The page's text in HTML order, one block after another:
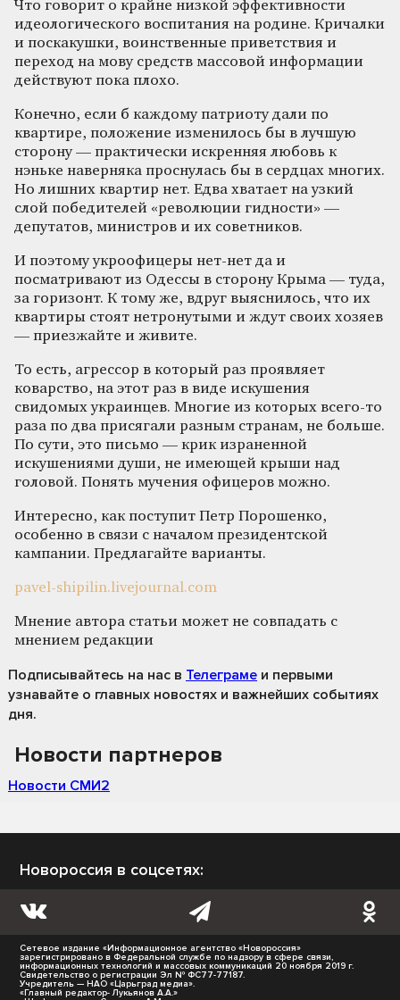
Что говорит о крайне низкой эффективности
идеологического воспитания на родине. Кричалки
и поскакушки, воинственные приветствия и
переход на мову средств массовой информации
действуют пока плохо.
Конечно, если б каждому патриоту дали по
квартире, положение изменилось бы в лучшую
сторону — практически искренняя любовь к
нэньке наверняка проснулась бы в сердцах многих.
Но лишних квартир нет. Едва хватает на узкий
слой победителей «революции гидности» —
депутатов, министров и их советников.
И поэтому укроофицеры нет-нет да и
посматривают из Одессы в сторону Крыма — туда,
за горизонт. К тому же, вдруг выяснилось, что их
квартиры стоят нетронутыми и ждут своих хозяев
— приезжайте и живите.
То есть, агрессор в который раз проявляет
коварство, на этот раз в виде искушения
свидомых украинцев. Многие из которых всего-то
раза по два присягали разным странам, не больше.
По сути, это письмо — крик израненной
искушениями души, не имеющей крыши над
головой. Понять мучения офицеров можно.
Интересно, как поступит Петр Порошенко,
особенно в связи с началом президентской
кампании. Предлагайте варианты.
pavel-shipilin.livejournal.com
Мнение автора статьи может не совпадать с
мнением редакции
Подписывайтесь на нас в Телеграме и первыми
узнавайте о главных новостях и важнейших событиях
дня.
Новости партнеров
Новости СМИ2
Новороссия в соцсетях:
Сетевое издание «Информационное агентство «Новороссия»
зарегистрировано в Федеральной службе по надзору в сфере связи,
информационных технологий и массовых коммуникаций 20 ноября 2019 г.
Свидетельство о регистрации Эл № ФС77-77187.
Учредитель — НАО «Царьград медиа».
«Главный редактор- Лукьянов А.А.»